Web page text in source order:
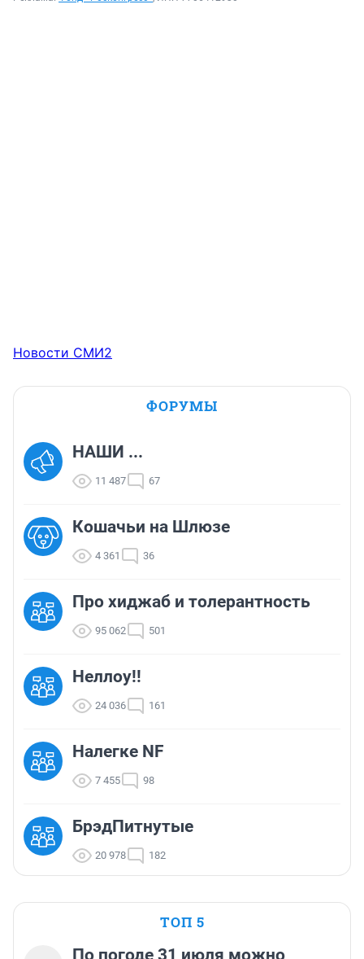
Новости СМИ2
ФОРУМЫ
НАШИ ...
11 487 67
Кошачьи на Шлюзе
4 361 36
Про хиджаб и толерантность
95 062 501
Неллоу!!
24 036 161
Налегке NF
7 455 98
БрэдПитнутые
20 978 182
ТОП 5